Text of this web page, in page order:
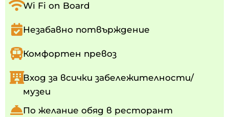
Wi Fi on Board
Незабавно потвърждение
Комфортен превоз
Вход за всички забележителности/
музеи
По желание обяд в ресторант